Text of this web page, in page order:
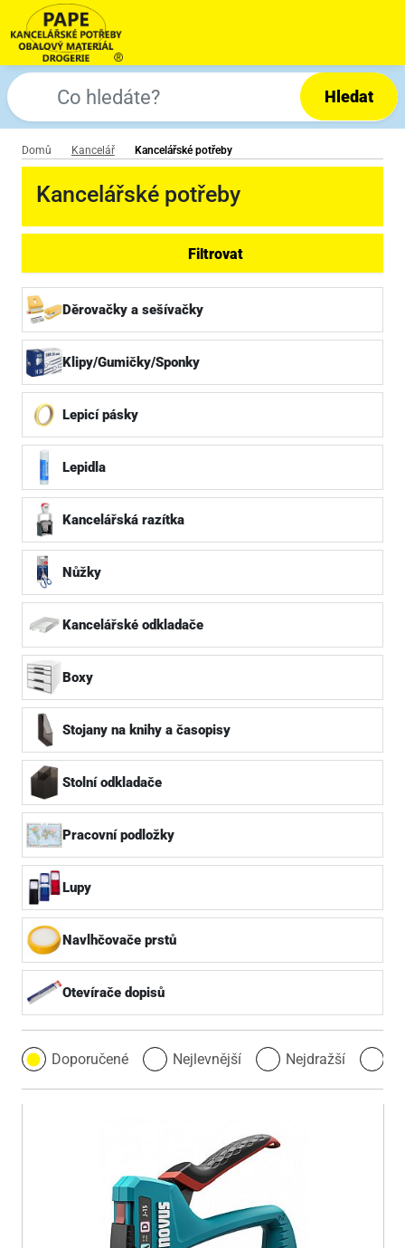
Hledat
Domů Kancelář Kancelářské potřeby
Kancelářské potřeby
Filtrovat
Děrovačky a sešívačky
Klipy/Gumičky/Sponky
Lepicí pásky
Lepidla
Kancelářská razítka
Nůžky
Kancelářské odkladače
Boxy
Stojany na knihy a časopisy
Stolní odkladače
Pracovní podložky
Lupy
Navlhčovače prstů
Otevírače dopisů
Doporučené Nejlevnější Nejdražší